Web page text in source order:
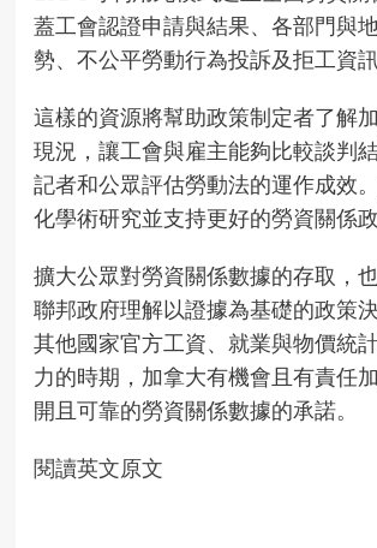
蓋工會認證申請與結果、各部門與
勢、不公平勞動行為投訴及拒工資訊
這樣的資源將幫助政策制定者了解
現況，讓工會與雇主能夠比較談判
記者和公眾評估勞動法的運作成效
化學術研究並支持更好的勞資關係政
擴大公眾對勞資關係數據的存取，
聯邦政府理解以證據為基礎的政策
其他國家官方工資、就業與物價統
力的時期，加拿大有機會且有責任
開且可靠的勞資關係數據的承諾。
閱讀英文原文